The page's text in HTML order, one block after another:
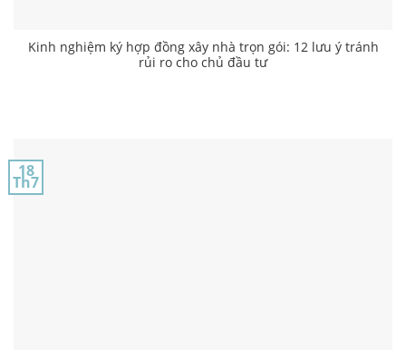
Kinh nghiệm ký hợp đồng xây nhà trọn gói: 12 lưu ý tránh
rủi ro cho chủ đầu tư
18
Th7